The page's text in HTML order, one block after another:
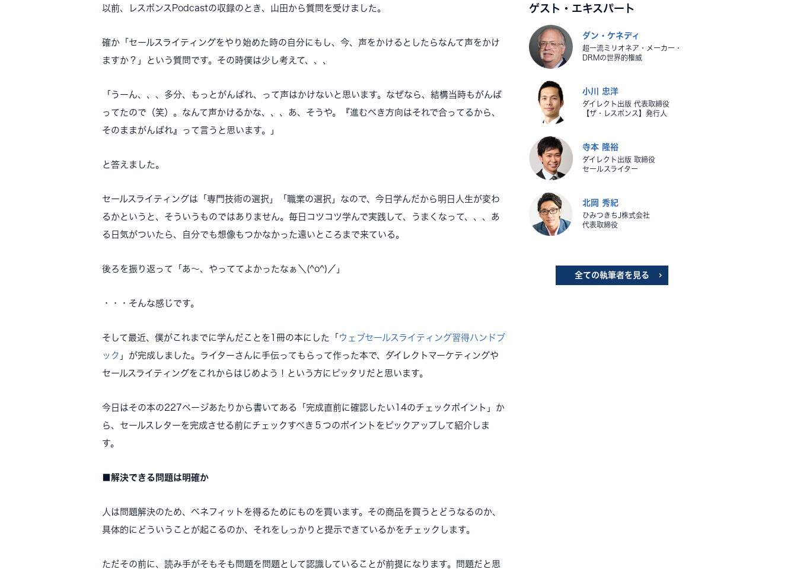
以前、レスポンスPodcastの収録のとき、山田から質問を受けました。
確か「セールスライティングをやり始めた時の自分にもし、今、声をかけるとしたらなんて声をかけ
ますか？」という質問です。その時僕は少し考えて、、、
「うーん、、、多分、もっとがんばれ、って声はかけないと思います。なぜなら、結構当時もがんば
ってたので（笑）。なんて声かけるかな、、、あ、そうや。『進むべき方向はそれで合ってるから、
そのままがんばれ』って言うと思います。」
と答えました。
セールスライティングは「専門技術の選択」「職業の選択」なので、今日学んだから明日人生が変わ
るかというと、そういうものではありません。毎日コツコツ学んで実践して、うまくなって、、、あ
る日気がついたら、自分でも想像もつかなかった遠いところまで来ている。
後ろを振り返って「あ～、やっててよかったなぁ＼(^o^)／」
・・・そんな感じです。
そして最近、僕がこれまでに学んだことを1冊の本にした「 ウェブセールスライティング習得ハンドブ
ック 」が完成しました。ライターさんに手伝ってもらって作った本で、ダイレクトマーケティングや
セールスライティングをこれからはじめよう！という方にピッタリだと思います。
今日はその本の227ページあたりから書いてある「完成直前に確認したい14のチェックポイント」か
ら、セールスレターを完成させる前にチェックすべき５つのポイントをピックアップして紹介しま
す。
■解決できる問題は明確か
人は問題解決のため、ベネフィットを得るためにものを買います。その商品を買うとどうなるのか、
具体的にどういうことが起こるのか、それをしっかりと提示できているかをチェックします。
ただその前に、読み手がそもそも問題を問題として認識していることが前提になります。問題だと思
ゲスト・エキスパート
ダン・ケネディ
超一流ミリオネア・メーカー・
DRMの世界的権威
小川 忠洋
ダイレクト出版 代表取締役
【ザ・レスポンス】発行人
寺本 隆裕
ダイレクト出版 取締役
セールスライター
北岡 秀紀
ひみつきちJ株式会社
代表取締役
全ての執筆者を見る